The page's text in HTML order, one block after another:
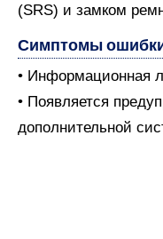
(SRS) и замком
Симптомы
• Информационная
• Появляется
дополнительной